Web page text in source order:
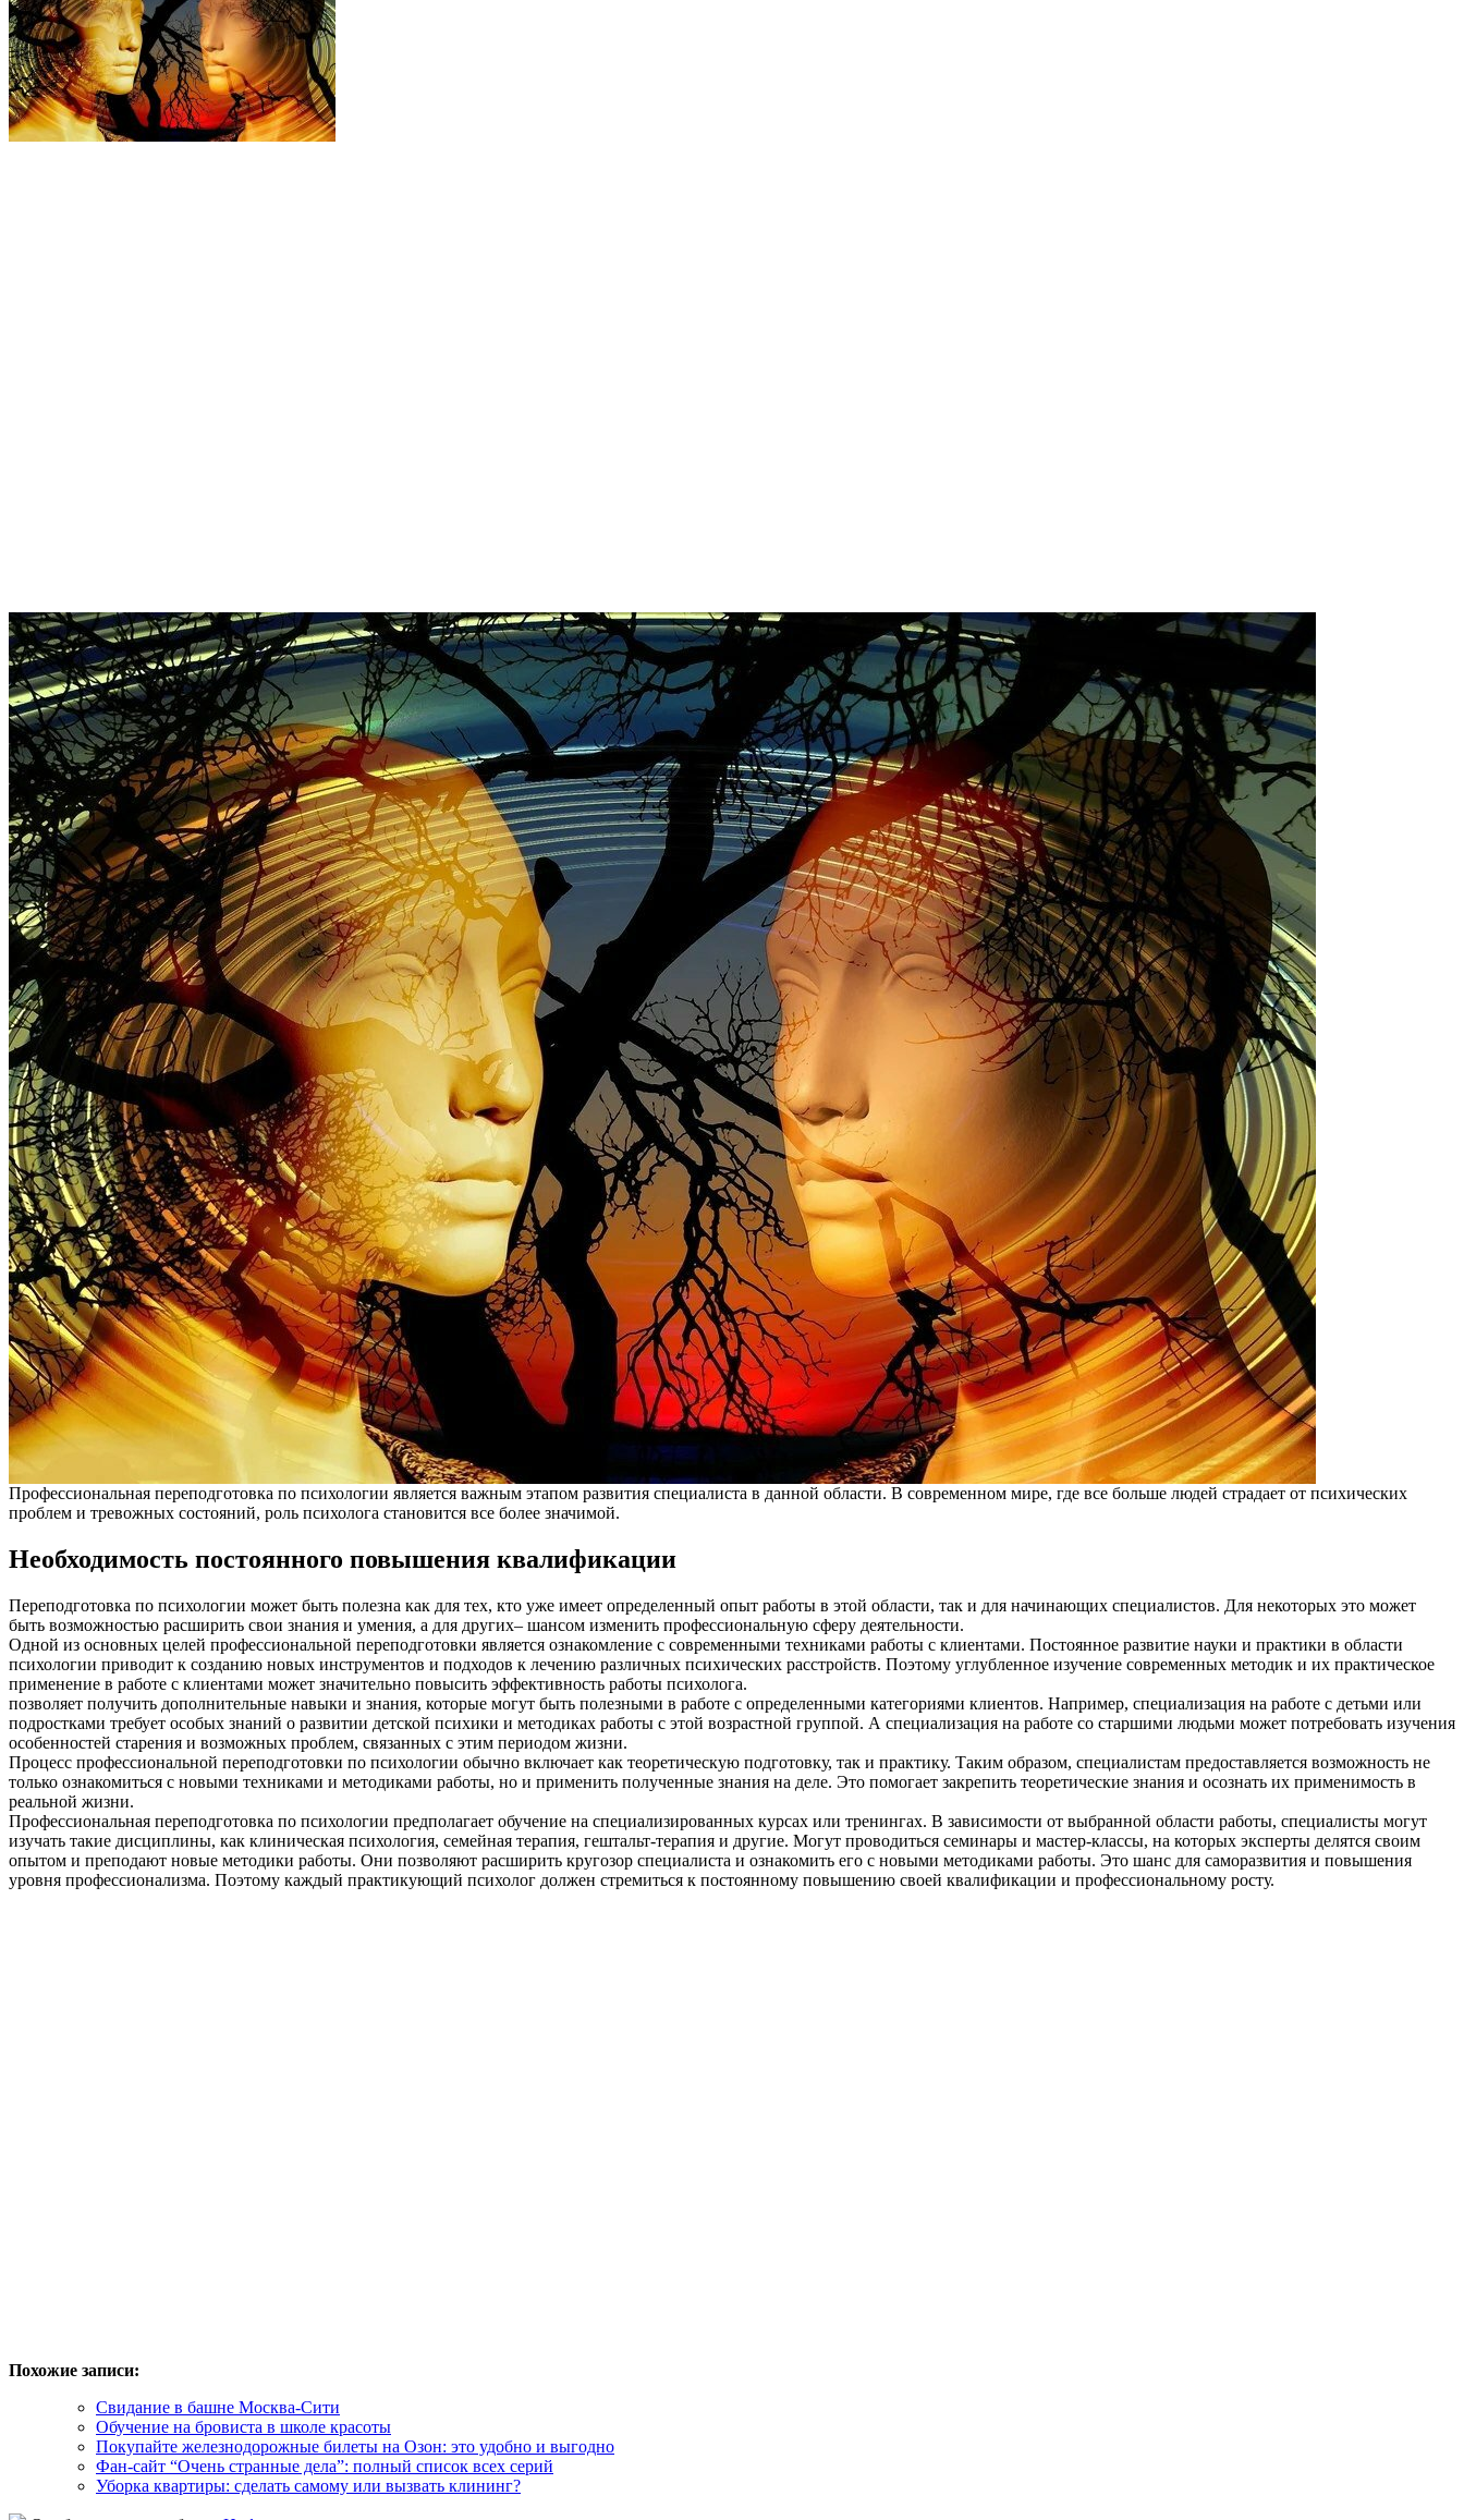
Профессиональная переподготовка по психологии является важным этапом развития специалиста в данной области. В современном мире, где все больше людей страдает от психических
проблем и тревожных состояний, роль психолога становится все более значимой.
Необходимость постоянного повышения квалификации
Переподготовка по психологии может быть полезна как для тех, кто уже имеет определенный опыт работы в этой области, так и для начинающих специалистов. Для некоторых это может
быть возможностью расширить свои знания и умения, а для других– шансом изменить профессиональную сферу деятельности.
Одной из основных целей профессиональной переподготовки является ознакомление с современными техниками работы с клиентами. Постоянное развитие науки и практики в области
психологии приводит к созданию новых инструментов и подходов к лечению различных психических расстройств. Поэтому углубленное изучение современных методик и их практическое
применение в работе с клиентами может значительно повысить эффективность работы психолога.
позволяет получить дополнительные навыки и знания, которые могут быть полезными в работе с определенными категориями клиентов. Например, специализация на работе с детьми или
подростками требует особых знаний о развитии детской психики и методиках работы с этой возрастной группой. А специализация на работе со старшими людьми может потребовать изучения
особенностей старения и возможных проблем, связанных с этим периодом жизни.
Процесс профессиональной переподготовки по психологии обычно включает как теоретическую подготовку, так и практику. Таким образом, специалистам предоставляется возможность не
только ознакомиться с новыми техниками и методиками работы, но и применить полученные знания на деле. Это помогает закрепить теоретические знания и осознать их применимость в
реальной жизни.
Профессиональная переподготовка по психологии предполагает обучение на специализированных курсах или тренингах. В зависимости от выбранной области работы, специалисты могут
изучать такие дисциплины, как клиническая психология, семейная терапия, гештальт-терапия и другие. Могут проводиться семинары и мастер-классы, на которых эксперты делятся своим
опытом и преподают новые методики работы. Они позволяют расширить кругозор специалиста и ознакомить его с новыми методиками работы. Это шанс для саморазвития и повышения
уровня профессионализма. Поэтому каждый практикующий психолог должен стремиться к постоянному повышению своей квалификации и профессиональному росту.
Похожие записи:
Свидание в башне Москва-Сити
Обучение на бровиста в школе красоты
Покупайте железнодорожные билеты на Озон: это удобно и выгодно
Фан-сайт “Очень странные дела”: полный список всех серий
Уборка квартиры: сделать самому или вызвать клининг?